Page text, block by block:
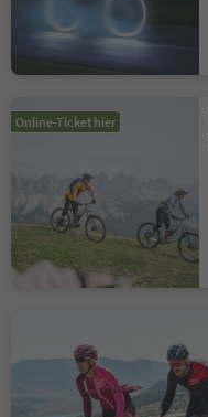
Online-Ticket hier